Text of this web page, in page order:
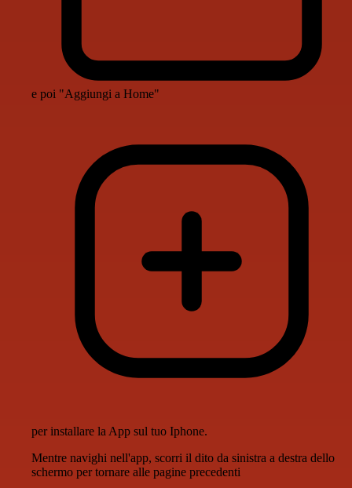
e poi "Aggiungi a Home"
per installare la App sul tuo Iphone.
Mentre navighi nell'app, scorri il dito da sinistra a destra dello
schermo per tornare alle pagine precedenti